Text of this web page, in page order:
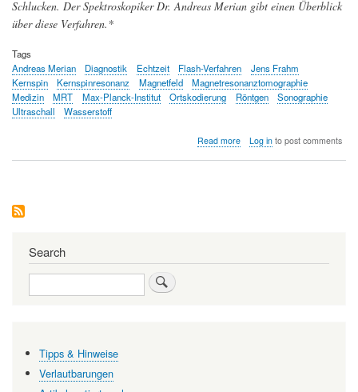
Schlucken. Der Spektroskopiker Dr. Andreas Merian gibt einen Überblick
über diese Verfahren.*
Tags
Andreas Merian
Diagnostik Echtzeit Flash-Verfahren
Jens Frahm
Kernspin
Kernspinresonanz Magnetfeld
Magnetresonanztomographie
Medizin
MRT Max-Planck-Institut Ortskodierung Röntgen
Sonographie
Ultraschall
Wasserstoff
Read moreabout
Log into post comments
Search
Search
Tipps & Hinweise
Verlautbarungen